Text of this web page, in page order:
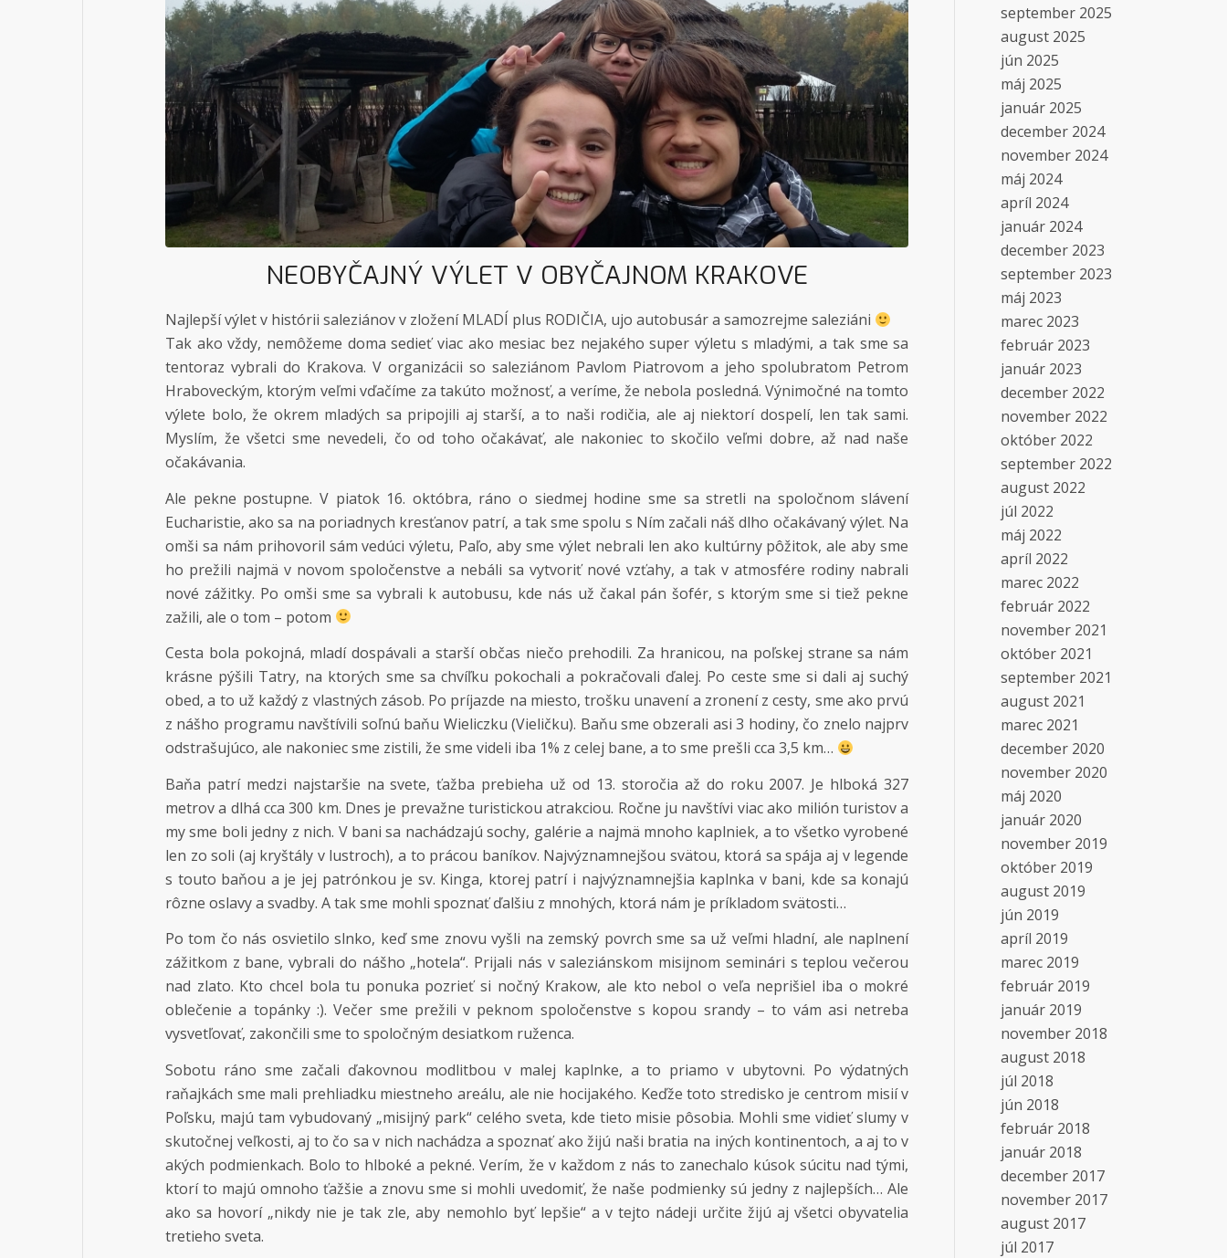
NEOBYČAJNÝ VÝLET V OBYČAJNOM KRAKOVE
Najlepší výlet v histórii saleziánov v zložení MLADÍ plus RODIČIA, ujo autobusár a samozrejme saleziáni
Tak ako vždy, nemôžeme doma sedieť viac ako mesiac bez nejakého super výletu s mladými, a tak sme sa
tentoraz vybrali do Krakova. V organizácii so saleziánom Pavlom Piatrovom a jeho spolubratom Petrom
Hraboveckým, ktorým veľmi vďačíme za takúto možnosť, a veríme, že nebola posledná. Výnimočné na tomto
výlete bolo, že okrem mladých sa pripojili aj starší, a to naši rodičia, ale aj niektorí dospelí, len tak sami.
Myslím, že všetci sme nevedeli, čo od toho očakávať, ale nakoniec to skočilo veľmi dobre, až nad naše
očakávania.
Ale pekne postupne. V piatok 16. októbra, ráno o siedmej hodine sme sa stretli na spoločnom slávení
Eucharistie, ako sa na poriadnych kresťanov patrí, a tak sme spolu s Ním začali náš dlho očakávaný výlet. Na
omši sa nám prihovoril sám vedúci výletu, Paľo, aby sme výlet nebrali len ako kultúrny pôžitok, ale aby sme
ho prežili najmä v novom spoločenstve a nebáli sa vytvoriť nové vzťahy, a tak v atmosfére rodiny nabrali
nové zážitky. Po omši sme sa vybrali k autobusu, kde nás už čakal pán šofér, s ktorým sme si tiež pekne
zažili, ale o tom – potom
Cesta bola pokojná, mladí dospávali a starší občas niečo prehodili. Za hranicou, na poľskej strane sa nám
krásne pýšili Tatry, na ktorých sme sa chvíľku pokochali a pokračovali ďalej. Po ceste sme si dali aj suchý
obed, a to už každý z vlastných zásob. Po príjazde na miesto, trošku unavení a zronení z cesty, sme ako prvú
z nášho programu navštívili soľnú baňu Wieliczku (Vieličku). Baňu sme obzerali asi 3 hodiny, čo znelo najprv
odstrašujúco, ale nakoniec sme zistili, že sme videli iba 1% z celej bane, a to sme prešli cca 3,5 km…
Baňa patrí medzi najstaršie na svete, ťažba prebieha už od 13. storočia až do roku 2007. Je hlboká 327
metrov a dlhá cca 300 km. Dnes je prevažne turistickou atrakciou. Ročne ju navštívi viac ako milión turistov a
my sme boli jedny z nich. V bani sa nachádzajú sochy, galérie a najmä mnoho kaplniek, a to všetko vyrobené
len zo soli (aj kryštály v lustroch), a to prácou baníkov. Najvýznamnejšou svätou, ktorá sa spája aj v legende
s touto baňou a je jej patrónkou je sv. Kinga, ktorej patrí i najvýznamnejšia kaplnka v bani, kde sa konajú
rôzne oslavy a svadby. A tak sme mohli spoznať ďalšiu z mnohých, ktorá nám je príkladom svätosti…
Po tom čo nás osvietilo slnko, keď sme znovu vyšli na zemský povrch sme sa už veľmi hladní, ale naplnení
zážitkom z bane, vybrali do nášho „hotela“. Prijali nás v saleziánskom misijnom seminári s teplou večerou
nad zlato. Kto chcel bola tu ponuka pozrieť si nočný Krakow, ale kto nebol o veľa neprišiel iba o mokré
oblečenie a topánky :). Večer sme prežili v peknom spoločenstve s kopou srandy – to vám asi netreba
vysvetľovať, zakončili sme to spoločným desiatkom ruženca.
Sobotu ráno sme začali ďakovnou modlitbou v malej kaplnke, a to priamo v ubytovni. Po výdatných
raňajkách sme mali prehliadku miestneho areálu, ale nie hocijakého. Keďže toto stredisko je centrom misií v
Poľsku, majú tam vybudovaný „misijný park“ celého sveta, kde tieto misie pôsobia. Mohli sme vidieť slumy v
skutočnej veľkosti, aj to čo sa v nich nachádza a spoznať ako žijú naši bratia na iných kontinentoch, a aj to v
akých podmienkach. Bolo to hlboké a pekné. Verím, že v každom z nás to zanechalo kúsok súcitu nad tými,
ktorí to majú omnoho ťažšie a znovu sme si mohli uvedomiť, že naše podmienky sú jedny z najlepších… Ale
ako sa hovorí „nikdy nie je tak zle, aby nemohlo byť lepšie“ a v tejto nádeji určite žijú aj všetci obyvatelia
tretieho sveta.
september 2025
august 2025
jún 2025
máj 2025
január 2025
december 2024
november 2024
máj 2024
apríl 2024
január 2024
december 2023
september 2023
máj 2023
marec 2023
február 2023
január 2023
december 2022
november 2022
október 2022
september 2022
august 2022
júl 2022
máj 2022
apríl 2022
marec 2022
február 2022
november 2021
október 2021
september 2021
august 2021
marec 2021
december 2020
november 2020
máj 2020
január 2020
november 2019
október 2019
august 2019
jún 2019
apríl 2019
marec 2019
február 2019
január 2019
november 2018
august 2018
júl 2018
jún 2018
február 2018
január 2018
december 2017
november 2017
august 2017
júl 2017